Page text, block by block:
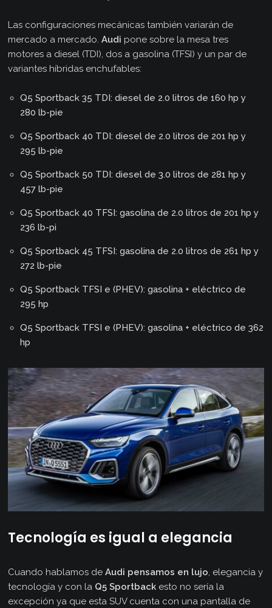
Las configuraciones mecánicas también variarán de
mercado a mercado.Audi pone sobre la mesa tres
motores a diesel (TDI), dos a gasolina (TFSI) y un par de
variantes híbridas enchufables:
Q5 Sportback 35 TDI: diesel de 2.0 litros de 160 hp y
280 lb-pie
Q5 Sportback 40 TDI: diesel de 2.0 litros de 201 hp y
295 lb-pie
Q5 Sportback 50 TDI: diesel de 3.0 litros de 281 hp y
457 lb-pie
Q5 Sportback 40 TFSI: gasolina de 2.0 litros de 201 hp y
236 lb-pi
Q5 Sportback 45 TFSI: gasolina de 2.0 litros de 261 hp y
272 lb-pie
Q5 Sportback TFSI e (PHEV): gasolina + eléctrico de
295 hp
Q5 Sportback TFSI e (PHEV): gasolina + eléctrico de 362
hp
Tecnología es igual a elegancia
Cuando hablamos deAudi pensamos en lujo, elegancia y
tecnología y con la Q5 Sportback esto no sería la
excepción ya que esta SUV cuenta con una pantalla de